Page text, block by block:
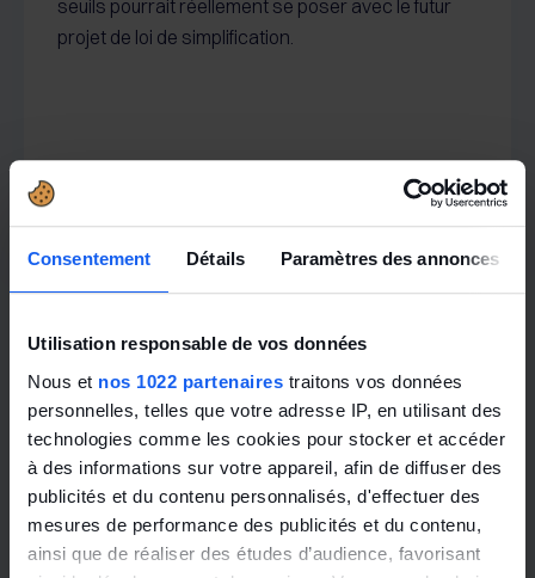
Consentement Détails Paramètres des annonces
Utilisation responsable de vos données
Nous et nos 1022 partenaires traitons vos données
personnelles, telles que votre adresse IP, en utilisant des
technologies comme les cookies pour stocker et accéder
à des informations sur votre appareil, afin de diffuser des
publicités et du contenu personnalisés, d'effectuer des
mesures de performance des publicités et du contenu,
ainsi que de réaliser des études d’audience, favorisant
seuils pourrait réellement se poser avec le futur
projet de loi de simplification.
Toute l'actualité